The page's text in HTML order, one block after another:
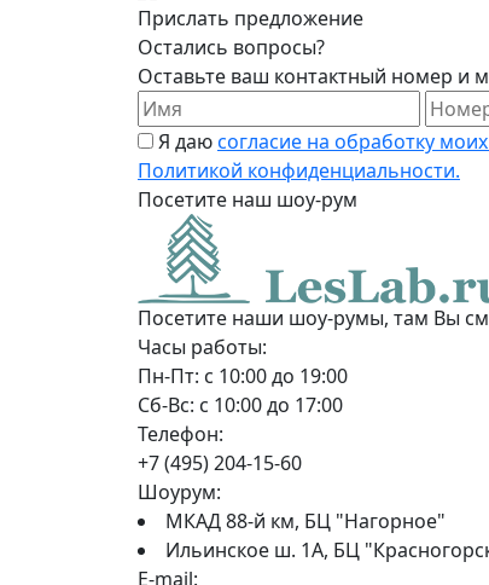
Прислать предложение
Остались вопросы?
Оставьте ваш контактный номер и
Я даюсогласие на обработку
Политикой конфиденциальности.
Посетите наш шоу-рум
Посетите наши шоу-румы, там Вы
Часы работы:
Пн-Пт: с 10:00 до 19:00
Сб-Вс: с 10:00 до 17:00
Телефон:
+7 (495) 204-15-60
Шоурум:
МКАД 88-й км, БЦ "Нагорное"
Ильинское ш. 1А, БЦ
E-mail: